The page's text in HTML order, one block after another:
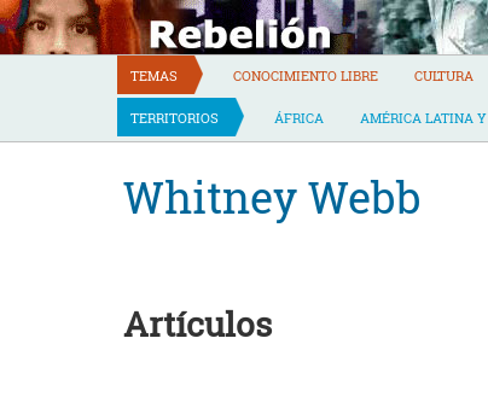
Skip
to
content
TEMAS CONOCIMIENTO LIBRE CULTURA
TERRITORIOS ÁFRICA AMÉRICA LATINA
Whitney Webb
Artículos